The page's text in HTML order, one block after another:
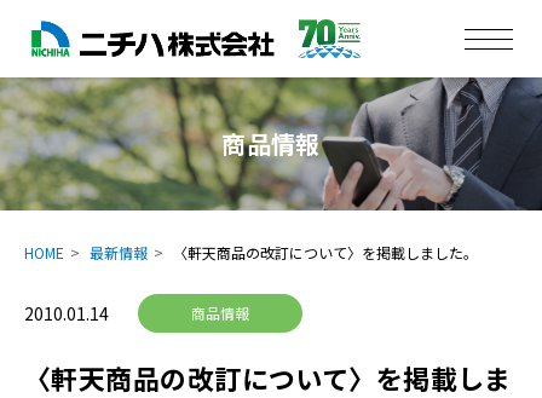
商品情報
HOME 最新情報 〈軒天商品の改訂について〉を掲載しました。
2010.01.14 商品情報
〈軒天商品の改訂について〉を掲載しま